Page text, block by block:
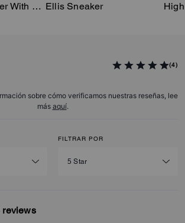
High Line Sneaker With Sketch Print Ellis Sneaker
(4)
sobre cómo verificamos nuestras reseñas, lee
más aquí.
FILTRAR POR
reviews